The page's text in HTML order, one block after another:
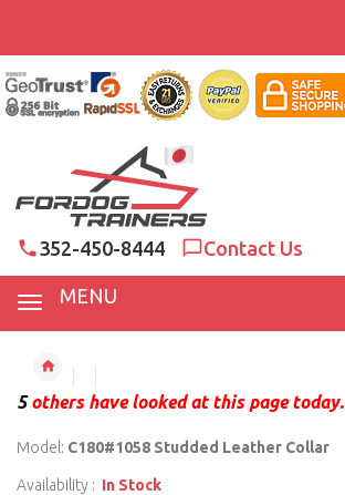
352-450-8444 Contact Us
MENU
5others have looked at this page today.
Model: C180#1058 Studded Leather Collar
Availability : In Stock